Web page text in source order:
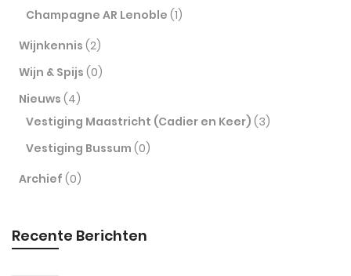
Champagne AR Lenoble (1)
Wijnkennis (2)
Wijn & Spijs (0)
Nieuws (4)
Vestiging Maastricht (Cadier en Keer) (3)
Vestiging Bussum (0)
Archief (0)
Recente Berichten